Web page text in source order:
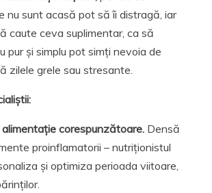
nu sunt acasă pot să îi distragă, iar
caute ceva suplimentar, ca să
pur și simplu pot simți nevoia de
zilele grele sau stresante.
corespunzătoare. Densă
proinflamatorii – nutriționistul
și optimiza perioada viitoare,